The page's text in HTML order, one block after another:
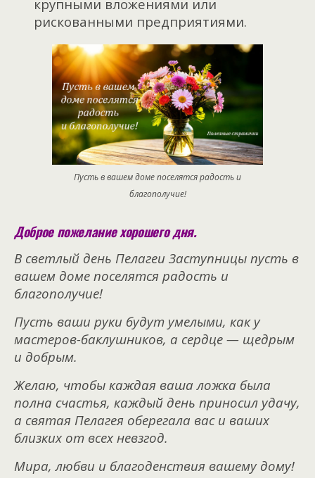
крупными вложениями или
рискованными предприятиями.
Пусть в вашем доме поселятся радость и
благополучие!
Доброе пожелание хорошего дня.
В светлый день Пелагеи Заступницы пусть в
вашем доме поселятся радость и
благополучие!
Пусть ваши руки будут умелыми, как у
мастеров-баклушников, а сердце — щедрым
и добрым.
Желаю, чтобы каждая ваша ложка была
полна счастья, каждый день приносил удачу,
а святая Пелагея оберегала вас и ваших
близких от всех невзгод.
Мира, любви и благоденствия вашему дому!